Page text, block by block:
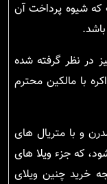
که شیوه پرداخت آن
در نظر گرفته شده
با مالکین محترم
و با متریال های
که جزء ویلا های
خرید چنین ویلای